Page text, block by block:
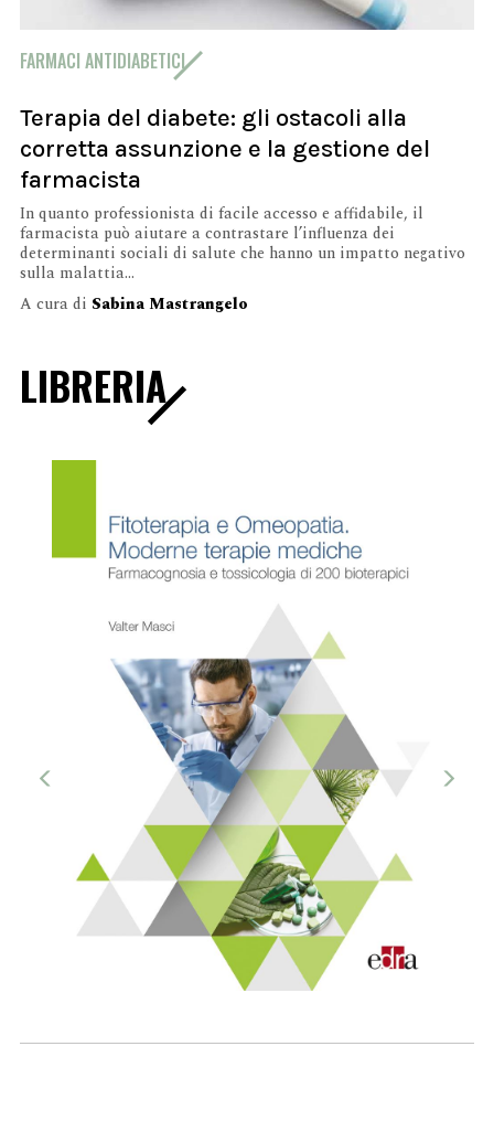
FARMACI ANTIDIABETICI
Terapia del diabete: gli ostacoli alla
corretta assunzione e la gestione del
farmacista
In quanto professionista di facile accesso e affidabile, il
farmacista può aiutare a contrastare l’influenza dei
determinanti sociali di salute che hanno un impatto negativo
sulla malattia...
A cura di Sabina Mastrangelo
LIBRERIA